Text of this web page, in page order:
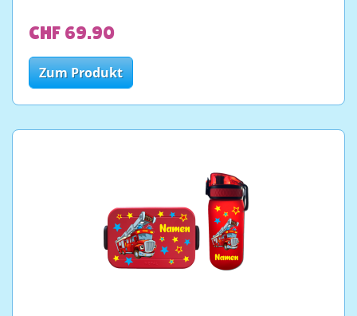
CHF 69.90
Zum Produkt